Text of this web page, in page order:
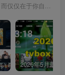
幸福不在于你是谁，你拥有什么，而仅仅在于你自己怎么看待
檬影视苹果CMS后台 包含前后端源码